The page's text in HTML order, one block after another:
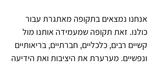
אנחנו נמצאים בתקופה מאתגרת עבור
כולנו. זאת תקופה שמעמידה אותנו מול
קשיים רבים, כלכליים, חברתיים, בריאותיים
ונפשיים. מערערת את היציבות ואת הידיעה